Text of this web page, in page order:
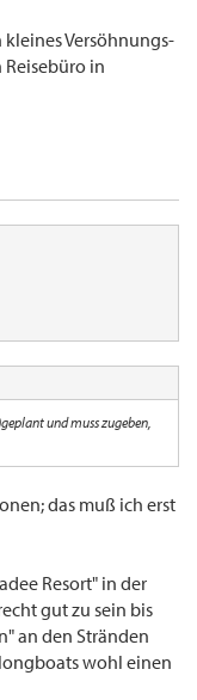
Versöhnungs-
Reisebüro in
und muss zugeben,
das muß ich erst
Resort" in der
gut zu sein bis
an den Stränden
wohl einen